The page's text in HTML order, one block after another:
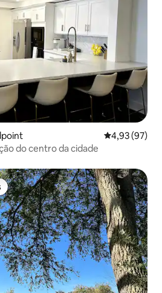
Classificação
4,93 (97)
do centro da cidade